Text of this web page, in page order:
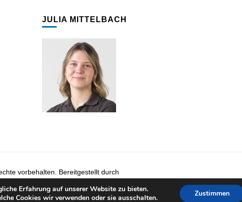
JULIA MITTELBACH
vorbehalten. Bereitgestellt durch
Themes. Präsentiert von
Erfahrung auf unserer Website zu bieten.
Cookies wir verwenden oder sie ausschalten. Zustimmen